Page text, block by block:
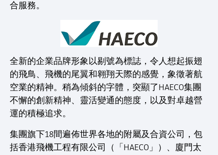
合服務。
全新的企業品牌形象以剔號為標誌，令人想起振翅
的飛鳥、飛機的尾翼和翱翔天際的感覺，象徵著航
空業的精神。稍為傾斜的字體，突顯了HAECO集團
不懈的創新精神、靈活變通的態度，以及對卓越營
運的積極追求。
集團旗下18間遍佈世界各地的附屬及合資公司，包
括香港飛機工程有限公司（「HAECO」）、廈門太